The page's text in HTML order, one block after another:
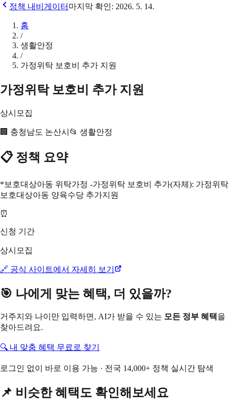
정책 내비게이터 마지막 확인: 2026. 5. 14.
홈
/
생활안정
/
가정위탁 보호비 추가 지원
가정위탁 보호비 추가 지원
상시모집
🏢 충청남도 논산시 📂 생활안정
📋 정책 요약
*보호대상아동 위탁가정 -가정위탁 보호비 추가(자체): 가정위탁
보호대상아동 양육수당 추가지원
⏰
신청 기간
상시모집
🔗 공식 사이트에서 자세히 보기
🎯 나에게 맞는 혜택, 더 있을까?
거주지와 나이만 입력하면, AI가 받을 수 있는 모든 정부 혜택을
찾아드려요.
🔍 내 맞춤 혜택 무료로 찾기
로그인 없이 바로 이용 가능 · 전국 14,000+ 정책 실시간 탐색
📌 비슷한 혜택도 확인해보세요